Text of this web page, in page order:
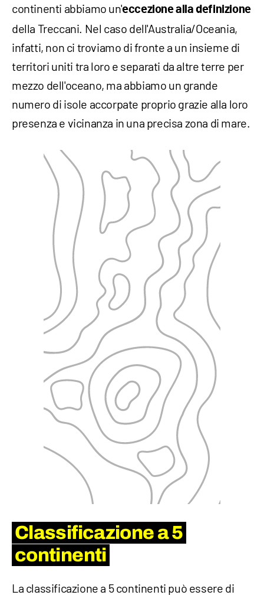
continenti abbiamo un'eccezione alla definizione
della Treccani. Nel caso dell'Australia/Oceania,
infatti, non ci troviamo di fronte a un insieme di
territori uniti tra loro e separati da altre terre per
mezzo dell'oceano, ma abbiamo un grande
numero di isole accorpate proprio grazie alla loro
presenza e vicinanza in una precisa zona di mare.
Classificazione a 5
continenti
La classificazione a 5 continenti può essere di